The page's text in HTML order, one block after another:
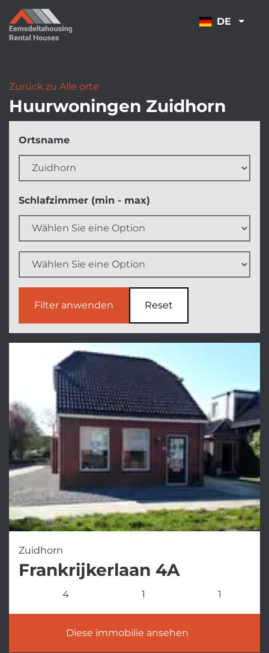
ÜBERSPRINGEN
DE
Zurück zu Alle orte
Huurwoningen Zuidhorn
Filter
Ortsname
Schlafzimmer (min - max)
Filter anwenden Reset
Zuidhorn
Frankrijkerlaan 4A
4 1 1
Diese immobilie ansehen